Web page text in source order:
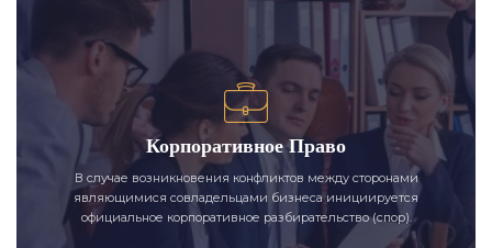
Корпоративное Право
В случае возникновения конфликтов между сторонами
являющимися совладельцами бизнеса инициируется
официальное корпоративное разбирательство (спор).